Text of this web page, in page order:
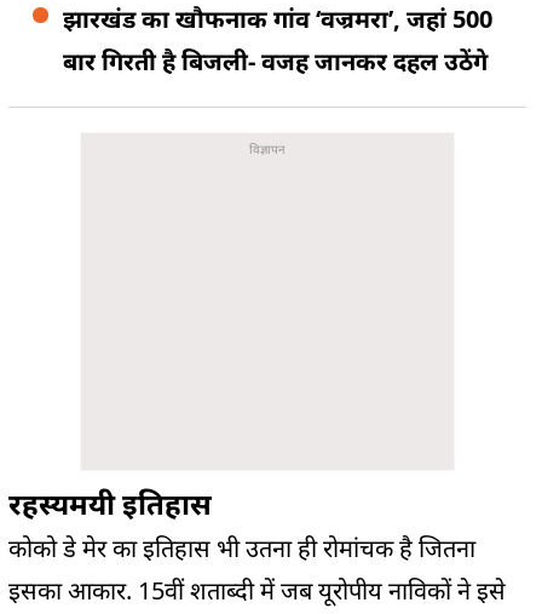
झारखंड का खौफनाक गांव ‘वज्रमरा’, जहां 500
बार गिरती है बिजली- वजह जानकर दहल उठेंगे
रहस्यमयी इतिहास
कोको डे मेर का इतिहास भी उतना ही रोमांचक है जितना
इसका आकार. 15वीं शताब्दी में जब यूरोपीय नाविकों ने इसे